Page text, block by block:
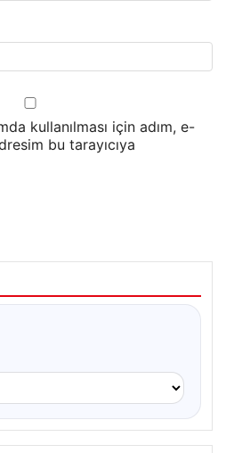
kullanılması için adım, e-
bu tarayıcıya